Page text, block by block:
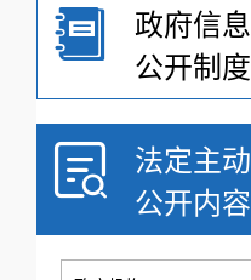
政府信息
公开制度
法定主动
公开内容